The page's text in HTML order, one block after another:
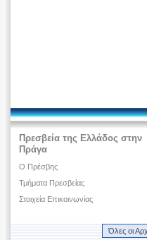
Πρεσβεία της Ελλάδος στην
Πράγα
Ο Πρέσβης
Τμήματα Πρεσβείας
Στοιχεία Επικοινωνίας
Όλες οι